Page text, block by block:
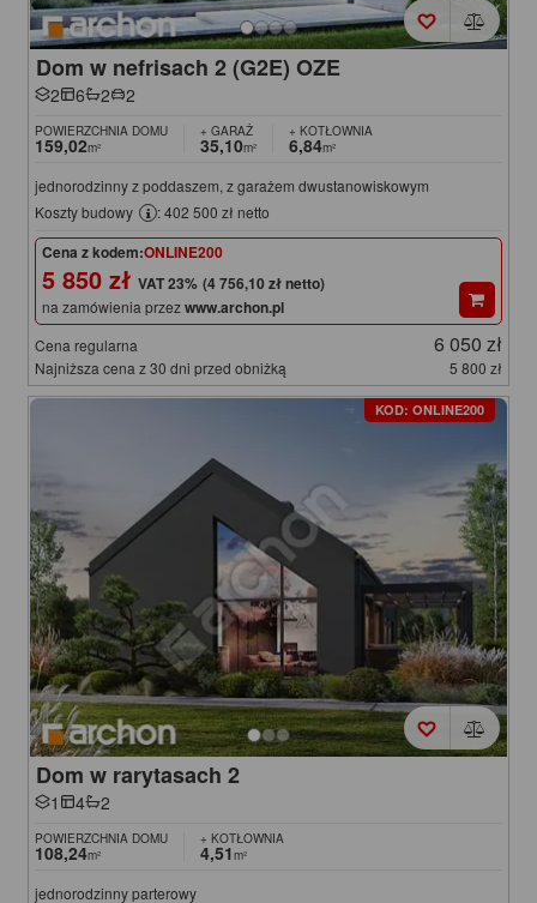
Dom w nefrisach 2 (G2E) OZE
2 6 2 2
POWIERZCHNIA DOMU
159,02m²
+ GARAŻ
35,10m²
+ KOTŁOWNIA
6,84m²
jednorodzinny z poddaszem, z garażem dwustanowiskowym
Koszty budowy
: 402 500 zł netto
Cena z kodem:ONLINE200
5 850 zł (4 756,10 zł netto)
na zamówienia przezwww.archon.pl
Cena regularna 6 050 zł
Najniższa cena z 30 dni przed obniżką 5 800 zł
KOD: ONLINE200
Dom w rarytasach 2
1 4 2
POWIERZCHNIA DOMU
108,24m²
+ KOTŁOWNIA
4,51m²
jednorodzinny parterowy